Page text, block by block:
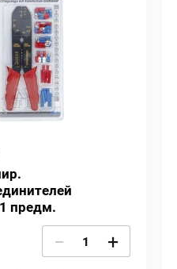
предм.
− +